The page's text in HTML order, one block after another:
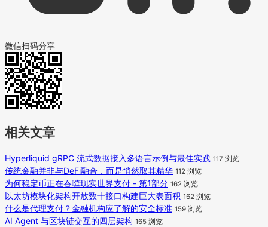
微信扫码分享
相关文章
Hyperliquid gRPC 流式数据接入多语言示例与最佳实践 117 浏览
传统金融并非与DeFi融合，而是悄然取其精华 112 浏览
为何稳定币正在吞噬现实世界支付 - 第1部分 162 浏览
以太坊模块化架构开放数十接口构建巨大表面积 162 浏览
什么是代理支付？金融机构应了解的安全标准 159 浏览
AI Agent 与区块链交互的四层架构 165 浏览